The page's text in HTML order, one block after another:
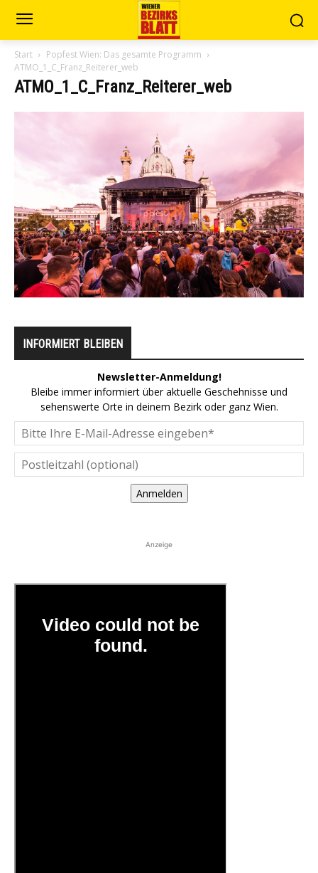
Start
Popfest Wien: Das gesamte Programm
ATMO_1_C_Franz_Reiterer_web
ATMO_1_C_Franz_Reiterer_web
INFORMIERT BLEIBEN
Newsletter-Anmeldung!
Bleibe immer informiert über aktuelle Geschehnisse und
sehenswerte Orte in deinem Bezirk oder ganz Wien.
Anmelden
Anzeige